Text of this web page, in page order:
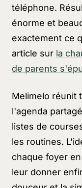
téléphone.
énorme et
exactement ce
article sur la
de parents
Melimelo réunit
l'agenda
listes de
les routines.
chaque foyer
leur donner